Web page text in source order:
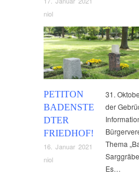
niol
PETITON
BADENSTE
DTER
FRIEDHOF!
16. Januar 2021
niol
31.
der
Thema
Es…